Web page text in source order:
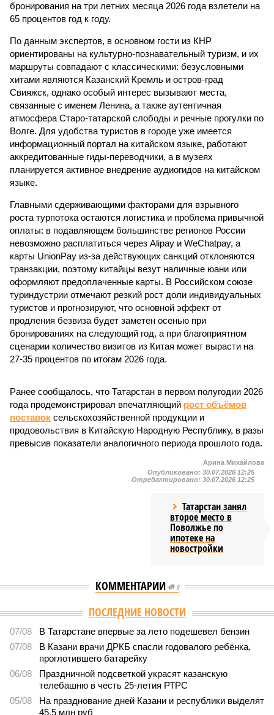
бронирования на три летних месяца 2026 года взлетели на
65 процентов год к году.
По данным экспертов, в основном гости из КНР
ориентированы на культурно-познавательный туризм, и их
маршруты совпадают с классическими: безусловными
хитами являются Казанский Кремль и остров-град
Свияжск, однако особый интерес вызывают места,
связанные с именем Ленина, а также аутентичная
атмосфера Старо-татарской слободы и речные прогулки по
Волге. Для удобства туристов в городе уже имеется
информационный портал на китайском языке, работают
аккредитованные гиды-переводчики, а в музеях
планируется активное внедрение аудиогидов на китайском
языке.
Главными сдерживающими факторами для взрывного
роста турпотока остаются логистика и проблема привычной
оплаты: в подавляющем большинстве регионов России
невозможно расплатиться через Alipay и WeChatpay, а
карты UnionPay из-за действующих санкций отклоняются
транзакции, поэтому китайцы везут наличные юани или
оформляют предоплаченные карты. В Российском союзе
туриндустрии отмечают резкий рост доли индивидуальных
туристов и прогнозируют, что основной эффект от
продления безвиза будет заметен осенью при
бронированиях на следующий год, а при благоприятном
сценарии количество визитов из Китая может вырасти на
27-35 процентов по итогам 2026 года.
Ранее сообщалось, что Татарстан в первом полугодии 2026
года продемонстрировал впечатляющий рост объёмов
поставок сельскохозяйственной продукции и
продовольствия в Китайскую Народную Республику, в разы
превысив показатели аналогичного периода прошлого года.
Арина Михайлова
Опубликовано: 30.07.2026 12:25
Отредактировано: 30.07.2026 12:25
Татарстан занял
второе место в
Поволжье по
ипотеке на
новостройки
КОММЕНТАРИИ 0
ПОСЛЕДНИЕ НОВОСТИ
07/08
В Татарстане впервые за лето подешевел бензин
07/08
В Казани врачи ДРКБ спасли годовалого ребёнка,
проглотившего батарейку
06/08
Праздничной подсветкой украсят казанскую
телебашню в честь 25-летия РТРС
05/08
На празднование дней Казани и республики выделят
45,5 млн руб